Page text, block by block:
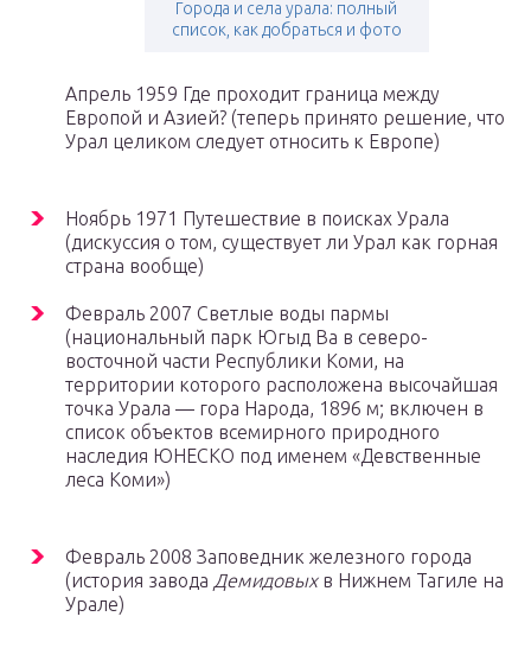
Города и села урала: полный
список, как добраться и фото
Апрель 1959 Где проходит граница между
Европой и Азией? (теперь принято решение, что
Урал целиком следует относить к Европе)
Ноябрь 1971 Путешествие в поисках Урала
(дискуссия о том, существует ли Урал как горная
страна вообще)
Февраль 2007 Светлые воды пармы
(национальный парк Югыд Ва в северо-
восточной части Республики Коми, на
территории которого расположена высочайшая
точка Урала — гора Народа, 1896 м; включен в
список объектов всемирного природного
наследия ЮНЕСКО под именем «Девственные
леса Коми»)
Февраль 2008 Заповедник железного города
(история завода Демидовыхв Нижнем Тагиле на
Урале)